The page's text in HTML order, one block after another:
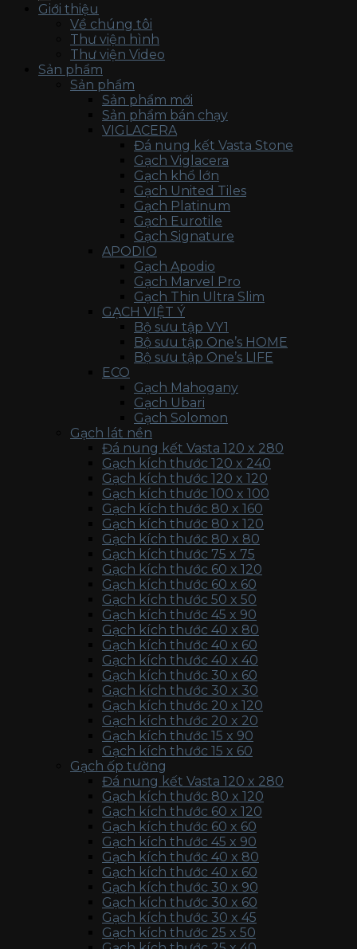
Giới thiệu
Về chúng tôi
Thư viện hình
Thư viện Video
Sản phẩm
Sản phẩm
Sản phẩm mới
Sản phẩm bán chạy
VIGLACERA
Đá nung kết Vasta Stone
Gạch Viglacera
Gạch khổ lớn
Gạch United Tiles
Gạch Platinum
Gạch Eurotile
Gạch Signature
APODIO
Gạch Apodio
Gạch Marvel Pro
Gạch Thin Ultra Slim
GẠCH VIỆT Ý
Bộ sưu tập VY1
Bộ sưu tập One’s HOME
Bộ sưu tập One’s LIFE
ECO
Gạch Mahogany
Gạch Ubari
Gạch Solomon
Gạch lát nền
Đá nung kết Vasta 120 x 280
Gạch kích thước 120 x 240
Gạch kích thước 120 x 120
Gạch kích thước 100 x 100
Gạch kích thước 80 x 160
Gạch kích thước 80 x 120
Gạch kích thước 80 x 80
Gạch kích thước 75 x 75
Gạch kích thước 60 x 120
Gạch kích thước 60 x 60
Gạch kích thước 50 x 50
Gạch kích thước 45 x 90
Gạch kích thước 40 x 80
Gạch kích thước 40 x 60
Gạch kích thước 40 x 40
Gạch kích thước 30 x 60
Gạch kích thước 30 x 30
Gạch kích thước 20 x 120
Gạch kích thước 20 x 20
Gạch kích thước 15 x 90
Gạch kích thước 15 x 60
Gạch ốp tường
Đá nung kết Vasta 120 x 280
Gạch kích thước 80 x 120
Gạch kích thước 60 x 120
Gạch kích thước 60 x 60
Gạch kích thước 45 x 90
Gạch kích thước 40 x 80
Gạch kích thước 40 x 60
Gạch kích thước 30 x 90
Gạch kích thước 30 x 60
Gạch kích thước 30 x 45
Gạch kích thước 25 x 50